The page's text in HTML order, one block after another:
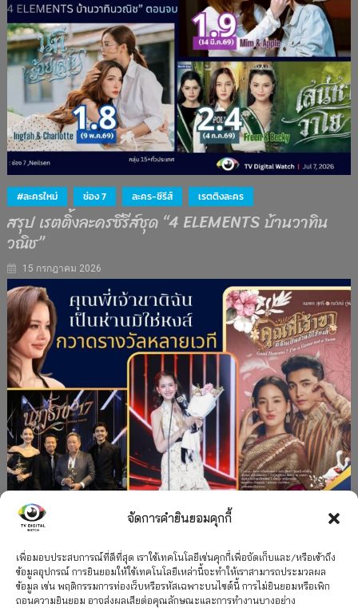
จัดการคำยินยอมคุกกี้
เพื่อมอบประสบการณ์ที่ดีที่สุด เราใช้เทคโนโลยีเช่นคุกกี้เพื่อจัดเก็บและ/หรือเข้าถึง
ข้อมูลอุปกรณ์ การยินยอมให้ใช้เทคโนโลยีเหล่านี้จะทำให้เราสามารถประมวลผล
ข้อมูล เช่น พฤติกรรมการท่องเว็บหรือรหัสเฉพาะบนไซต์นี้ การไม่ยินยอมหรือเพิก
ถอนความยินยอม อาจส่งผลเสียต่อคุณลักษณะและการทำงานบางอย่าง
#ละครใหม่ ช่อง 7 ละคร-ซีรีส์ เรตติงละคร
สรุป เรตติ้งละครซีรีส์ชุด “4 ELEMENTS บ้านวาทิน
วณิช”
15 กรกฎาคม 2026
”คุณพี่เจ้าขาดิฉันเป็นห่านมิใช่หงส์” กวาดรางวัล
เพียบ จาก 8 เวที